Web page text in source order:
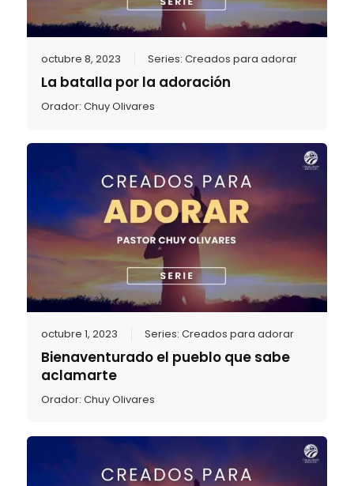
octubre 8, 2023 Series: Creados para adorar
La batalla por la adoración
Orador: Chuy Olivares
octubre 1, 2023 Series: Creados para adorar
Bienaventurado el pueblo que sabe
aclamarte
Orador: Chuy Olivares